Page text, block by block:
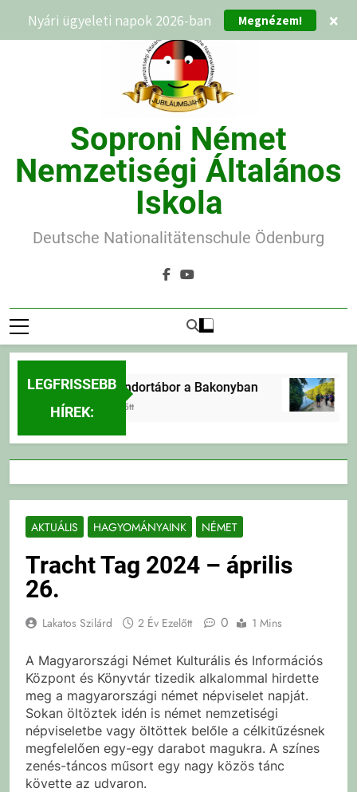
Soproni Német
Nemzetiségi Általános
Iskola
Deutsche Nationalitätenschule Ödenburg
LEGFRISSEBB
HÍREK:
Erdei Vándortábor a Bakonyban
3 Nap Ezelőtt 3 Nap
AKTUÁLIS HAGYOMÁNYAINK NÉMET
Tracht Tag 2024 – április
26.
Lakatos Szilárd 2 Év Ezelőtt 0 1 Mins
A Magyarországi Német Kulturális és Információs
Központ és Könyvtár tizedik alkalommal hirdette
meg a magyarországi német népviselet napját.
Sokan öltöztek idén is német nemzetiségi
népviseletbe vagy öltöttek belőle a célkitűzésnek
megfelelően egy-egy darabot magukra. A színes
zenés-táncos műsort egy nagy közös tánc
követte az udvaron.
Nyári ügyeleti napok 2026-ban Megnézem! ×